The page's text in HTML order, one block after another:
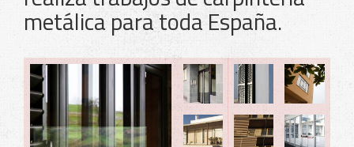
metálica para toda España.